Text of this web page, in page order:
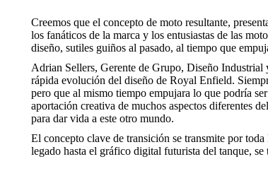
Creemos que el concepto de moto resultante,
los fanáticos de la marca y los entusiastas de las
diseño, sutiles guiños al pasado, al tiempo que
Adrian Sellers, Gerente de Grupo, Diseño Industrial
rápida evolución del diseño de Royal Enfield.
pero que al mismo tiempo empujara lo que podría
aportación creativa de muchos aspectos diferentes
para dar vida a este otro mundo.
El concepto clave de transición se transmite por
legado hasta el gráfico digital futurista del tanque,